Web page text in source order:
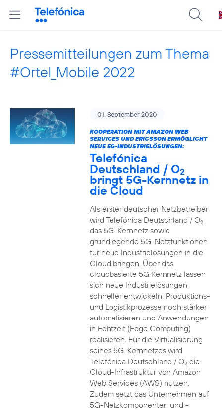
Pressemitteilungen zum Thema
#Ortel_Mobile 2022
01. September 2020
KOOPERATION MIT AMAZON WEB
SERVICES UND ERICSSON ERMÖGLICHT
NEUE 5G-INDUSTRIELÖSUNGEN:
Telefónica
Deutschland / O2
bringt 5G-Kernnetz in
die Cloud
Als erster deutscher Netzbetreiber
wird Telefónica Deutschland / O2
das 5G-Kernnetz sowie
grundlegende 5G-Netzfunktionen
für neue Industrielösungen in die
Cloud bringen. Über das
cloudbasierte 5G Kernnetz lassen
sich neue Industrielösungen
schneller entwickeln, Produktions-
und Logistikprozesse noch stärker
automatisieren und Anwendungen
in Echtzeit (Edge Computing)
realisieren. Für die Virtualisierung
seines 5G-Kernnetzes wird
Telefónica Deutschland / O2die
Cloud-Infrastruktur von Amazon
Web Services (AWS) nutzen.
Zudem setzt das Unternehmen auf
5G-Netzkomponenten und -